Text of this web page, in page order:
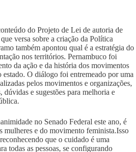
do Projeto de Lei de autoria de
versa sobre a criação da Política
também apontou qual é a estratégia do
nos territórios. Pernambuco foi
da ação e da história dos movimentos
estado. O diálogo foi entremeado por uma
pelos movimentos e organizações,
dúvidas e sugestões para melhoria e
no Senado Federal este ano, é
mulheres e do movimento feminista.Isso
que o cuidado é uma
todas as pessoas, se configurando